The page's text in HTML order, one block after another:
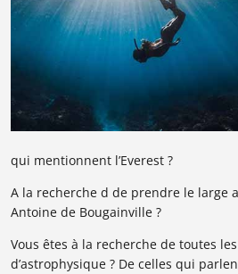
qui mentionnent l’Everest ?
A la recherche d de prendre le large
Antoine de Bougainville ?
Vous êtes à la recherche de toutes
d’astrophysique ? De celles qui